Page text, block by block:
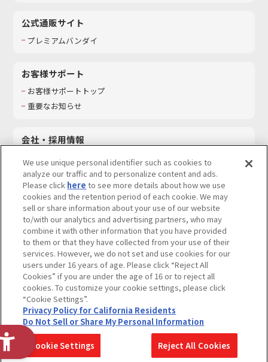
公式通販サイト
プレミアムバンダイ
お客様サポート
お客様サポートトップ
重要なお知らせ
会社・採用情報
採用情報
サステナビリティ
お問い合わせ
ウェブサイトご利用条件 ソーシャルメディアポリシー
個人情報及び特定個人情報等の取り扱いに関する保護方針
Do Not Sell or Share My Personal Information著作権・商標について
カスタマーハラスメントに対する基本的な対応方針
コピーライト一覧を表示する
We use unique personal identifier such as cookies to
analyze our traffic and to personalize content and ads.
Please click here to see more details about how we use
cookies and the retention period of each cookie. We may
sell or share information about your use of our website
to/with our analytics and advertising partners, who may
combine it with other information that you have provided
to them or that they have collected from your use of their
services. However, we do not set and use cookies for our
users under 16 years of age. Please click “Reject All
Cookies” if you are under the age of 16 or to reject all
cookies. To customize your cookie settings, please click
“Cookie Settings”.
Privacy Policy for California Residents
Do Not Sell or Share My Personal Information
Cookie Settings Reject All Cookies